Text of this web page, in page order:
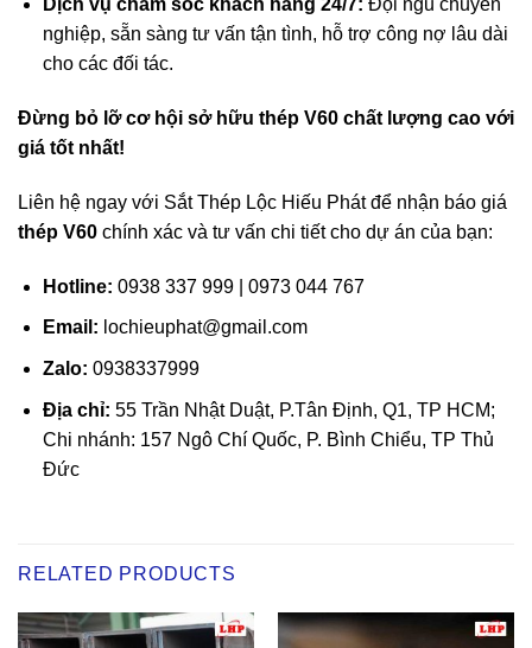
Dịch vụ chăm sóc khách hàng 24/7: Đội ngũ chuyên
nghiệp, sẵn sàng tư vấn tận tình, hỗ trợ công nợ lâu dài
cho các đối tác.
Đừng bỏ lỡ cơ hội sở hữu thép V60 chất lượng cao với
giá tốt nhất!
Liên hệ ngay với Sắt Thép Lộc Hiếu Phát để nhận báo giá
thép V60 chính xác và tư vấn chi tiết cho dự án của bạn:
Hotline: 0938 337 999 | 0973 044 767
Email: lochieuphat@gmail.com
Zalo: 0938337999
Địa chỉ: 55 Trần Nhật Duật, P.Tân Định, Q1, TP HCM;
Chi nhánh: 157 Ngô Chí Quốc, P. Bình Chiểu, TP Thủ
Đức
RELATED PRODUCTS